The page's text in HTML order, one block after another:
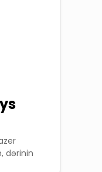
dərinin